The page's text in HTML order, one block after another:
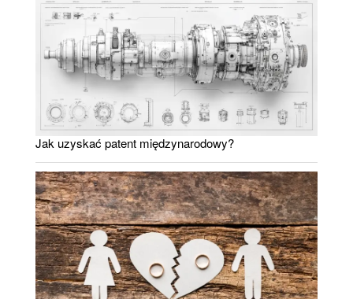
Jak uzyskać patent międzynarodowy?